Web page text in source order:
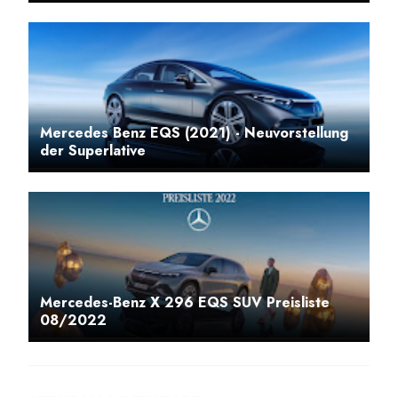
Mercedes Benz EQS (2021) - Neuvorstellung
der Superlative
Mercedes-Benz X 296 EQS SUV Preisliste
08/2022